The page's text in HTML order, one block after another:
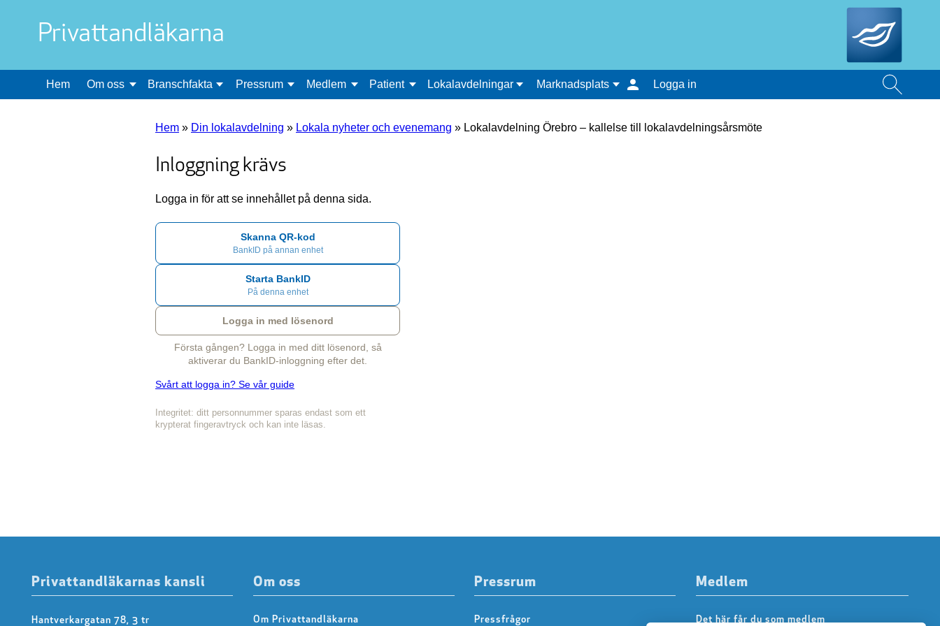
Privattandläkarna
Hem Om oss Branschfakta Pressrum Medlem Patient Lokalavdelningar Marknadsplats Logga in
Hem » Din lokalavdelning » Lokala nyheter och evenemang » Lokalavdelning Örebro – kallelse till lokalavdelningsårsmöte
Inloggning krävs
Logga in för att se innehållet på denna sida.
Skanna QR-kod
BankID på annan enhet
Starta BankID
På denna enhet
Logga in med lösenord
Första gången? Logga in med ditt lösenord, så
aktiverar du BankID-inloggning efter det.
Svårt att logga in? Se vår guide
Integritet: ditt personnummer sparas endast som ett
krypterat fingeravtryck och kan inte läsas.
Privattandläkarnas kansli
Hantverkargatan 78, 3 tr
Om oss
Om Privattandläkarna
Pressrum
Pressfrågor
Medlem
Det här får du som medlem